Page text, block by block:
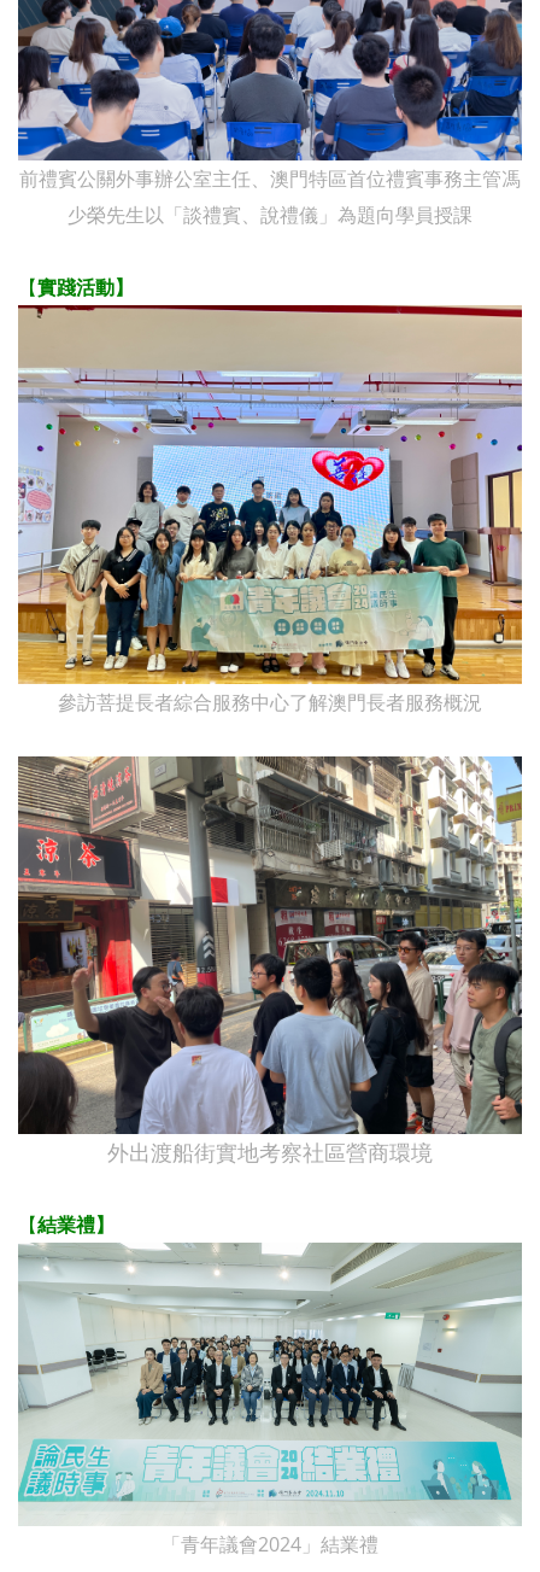
前禮賓公關外事辦公室主任、澳門特區首位禮賓事務主管馮
少榮先生以「談禮賓、說禮儀」為題向學員授課
【實踐活動】
參訪菩提長者綜合服務中心了解澳門長者服務概況
外出渡船街實地考察社區營商環境
【結業禮】
「青年議會2024」結業禮